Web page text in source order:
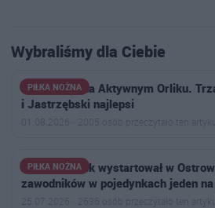
Wybraliśmy dla Ciebie
PIŁKA NOŻNA
Siatkonoga na Aktywnym Orliku.
i Jastrzębski najlepsi
01.08.2026 · 2005 osób przeczytało ten
PIŁKA NOŻNA
Aktywny Orlik wystartował w
zawodników w pojedynkach jeden
25.07.2026 · 2636 osób przeczytało ten